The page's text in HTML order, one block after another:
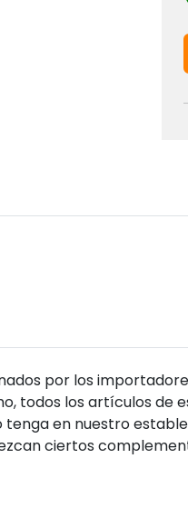
por los
todos los artículos de
tenga en nuestro
ciertos